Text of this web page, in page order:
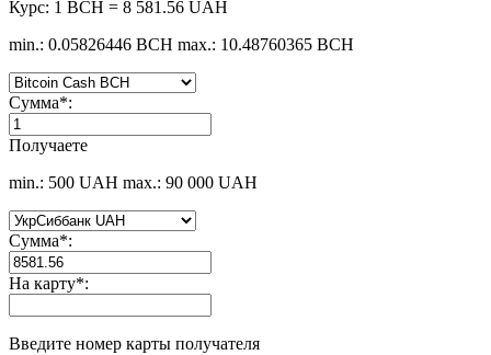
Курс: 1 BCH = 8 581.56 UAH
min.: 0.05826446 BCH max.: 10.48760365 BCH
Сумма*:
Получаете
min.: 500 UAH max.: 90 000 UAH
Сумма*:
На карту*:
Введите номер карты получателя